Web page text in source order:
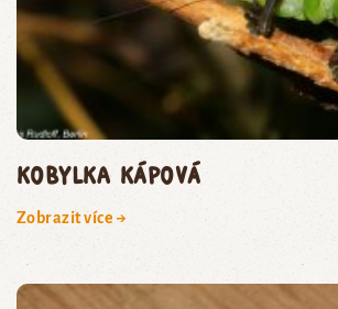
kobylka kápová
Zobrazit více →